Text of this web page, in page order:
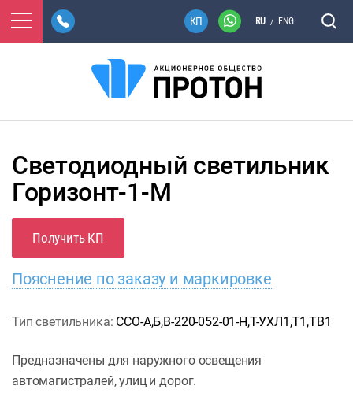
RU / ENG
Светодиодный светильник
Горизонт-1-М
Получить КП
Пояснение по заказу и маркировке
Тип светильника: ССО-А,Б,В-220-052-01-Н,Т-УХЛ1,Т1,ТВ1
Предназначены для наружного освещения
автомагистралей, улиц и дорог.